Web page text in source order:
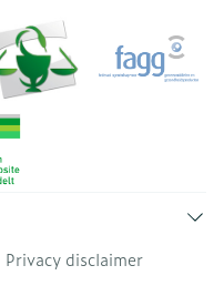
Privacy disclaimer